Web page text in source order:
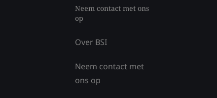
Neem contact met ons
op
Over BSI
Neem contact met
ons op